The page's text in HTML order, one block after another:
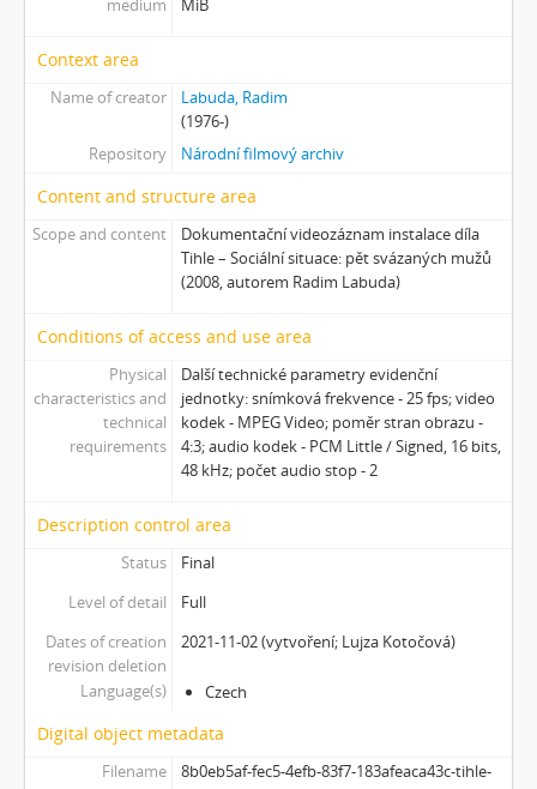
[Subseries] 360°
[Subseries] Jízda
[Subseries] Naše okrasné zahrádky – Unsere Gärten
[Subseries] Našla v lese
[Subseries] Karamel je cukr, co už se neuzdraví
[Subseries] Míchačka
[Subseries] Kapusta
[Subseries] Turista
[Subseries] Dům daleko
[Subseries] Wilsonova svatba
[Subseries] Džbány Franze Maxery v hospodě U Lojzy
[Subseries] Zkušebna v Argentinské
[Subseries] Hanibalova svatba
[Subseries] Samizdat
[Subseries] Psychodrama
[Subseries] Zívrovy Prachovské skály
[Subseries] Cesta
[Subseries] Braunův betlém
[Subseries] Javorovým dolem
[Subseries] Milada
[Subseries] Image Maker
medium
MiB
Context area
Name of creator
Labuda, Radim
(1976-)
Repository
Národní filmový archiv
Content and structure area
Scope and content
Dokumentační videozáznam instalace díla
Tihle – Sociální situace: pět svázaných mužů
(2008, autorem Radim Labuda)
Conditions of access and use area
Physical
characteristics and
technical
requirements
Další technické parametry evidenční
jednotky: snímková frekvence - 25 fps; video
kodek - MPEG Video; poměr stran obrazu -
4:3; audio kodek - PCM Little / Signed, 16 bits,
48 kHz; počet audio stop - 2
Description control area
Status
Final
Level of detail
Full
Dates of creation
revision deletion
2021-11-02 (vytvoření; Lujza Kotočová)
Language(s) Czech
Digital object metadata
Filename
8b0eb5af-fec5-4efb-83f7-183afeaca43c-tihle-